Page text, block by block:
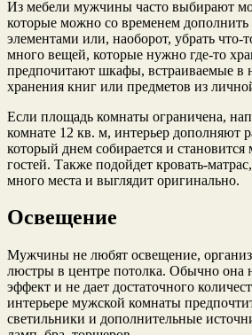
Из мебели мужчины часто выбирают
которые можно со временем
элементами или, наоборот, убрать
много вещей, которые нужно где-то
предпочитают шкафы, встраиваемые в
хранения книг или предметов из
Если площадь комнаты ограничена,
комнате 12 кв. м, интерьер дополняют
который днем собирается и становится
гостей. Также подойдет кровать-
много места и выглядит оригинально.
Освещение
Мужчины не любят освещение,
люстры в центре потолка. Обычно она
эффект и не дает достаточного
интерьере мужской комнаты
светильники и дополнительные